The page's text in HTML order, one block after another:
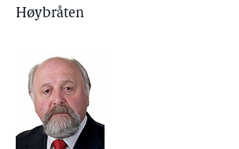
Høybråten